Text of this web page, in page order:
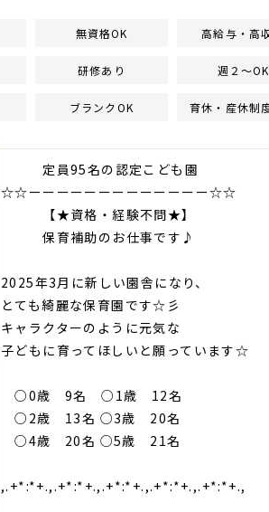
無資格OK 高給与・高
研修あり 週２～OK
ブランクOK 育休・産休制
定員95名の認定こども園
☆☆ーーーーーーーーーーーーー☆☆
【★資格・経験不問★】
保育補助のお仕事です♪
2025年3月に新しい園舎になり、
とても綺麗な保育園です☆彡
キャラクターのように元気な
子どもに育ってほしいと願っています☆
○0歳 9名 ○1歳 12名
○2歳 13名 ○3歳 20名
○4歳 20名 ○5歳 21名
,.+*:*+.,.+*:*+.,.+*:*+.,.+*:*+.,.+*:*+.,